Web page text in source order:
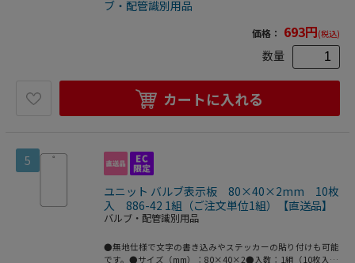
ブ・配管識別用品
価格： 693円(税込)
数量
カートに入れる
5
ユニット バルブ表示板 80×40×2mm 10枚
入 886-42 1組（ご注文単位1組）【直送品】
バルブ・配管識別用品
●無地仕様で文字の書き込みやステッカーの貼り付けも可能
です。●サイズ（mm）：80×40×2●入数：1組（10枚入）